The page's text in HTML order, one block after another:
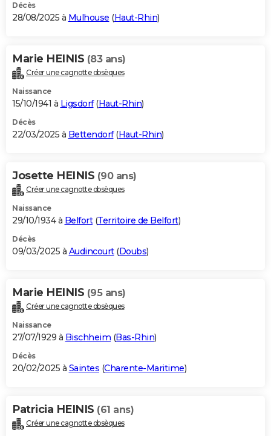
Décès
28/08/2025 à Mulhouse (Haut-Rhin)
Marie HEINIS (83 ans)
Créer une cagnotte obsèques
Naissance
15/10/1941 à Ligsdorf(Haut-Rhin)
Décès
22/03/2025 à Bettendorf(Haut-Rhin)
Josette HEINIS (90 ans)
Créer une cagnotte obsèques
Naissance
29/10/1934 à Belfort(Territoire de Belfort)
Décès
09/03/2025 à Audincourt(Doubs)
Marie HEINIS (95 ans)
Créer une cagnotte obsèques
Naissance
27/07/1929 à Bischheim (Bas-Rhin)
Décès
20/02/2025 à Saintes (Charente-Maritime)
Patricia HEINIS (61 ans)
Créer une cagnotte obsèques